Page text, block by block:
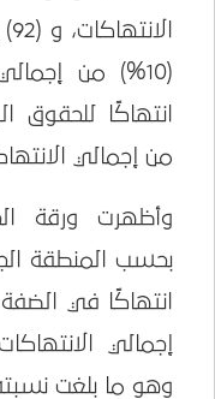
من إجمالي
وأظهرت ورقة
وهو ما بلغت نسبته